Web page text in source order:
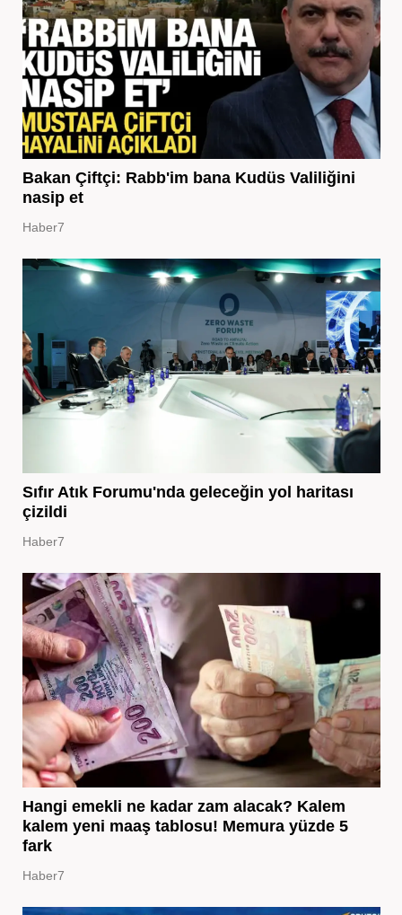
Bakan Çiftçi: Rabb'im bana Kudüs Valiliğini
nasip et
Haber7
Sıfır Atık Forumu'nda geleceğin yol haritası
çizildi
Haber7
Hangi emekli ne kadar zam alacak? Kalem
kalem yeni maaş tablosu! Memura yüzde 5
fark
Haber7